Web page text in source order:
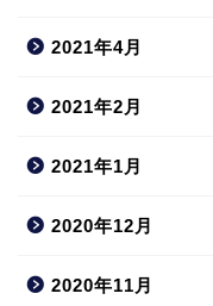
2021年4月
2021年2月
2021年1月
2020年12月
2020年11月